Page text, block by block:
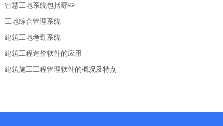
智慧工地系统包括哪些
工地综合管理系统
建筑工地考勤系统
建筑工程造价软件的应用
建筑施工工程管理软件的概况及特点